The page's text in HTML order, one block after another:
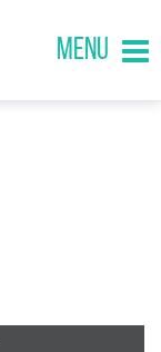
MENU